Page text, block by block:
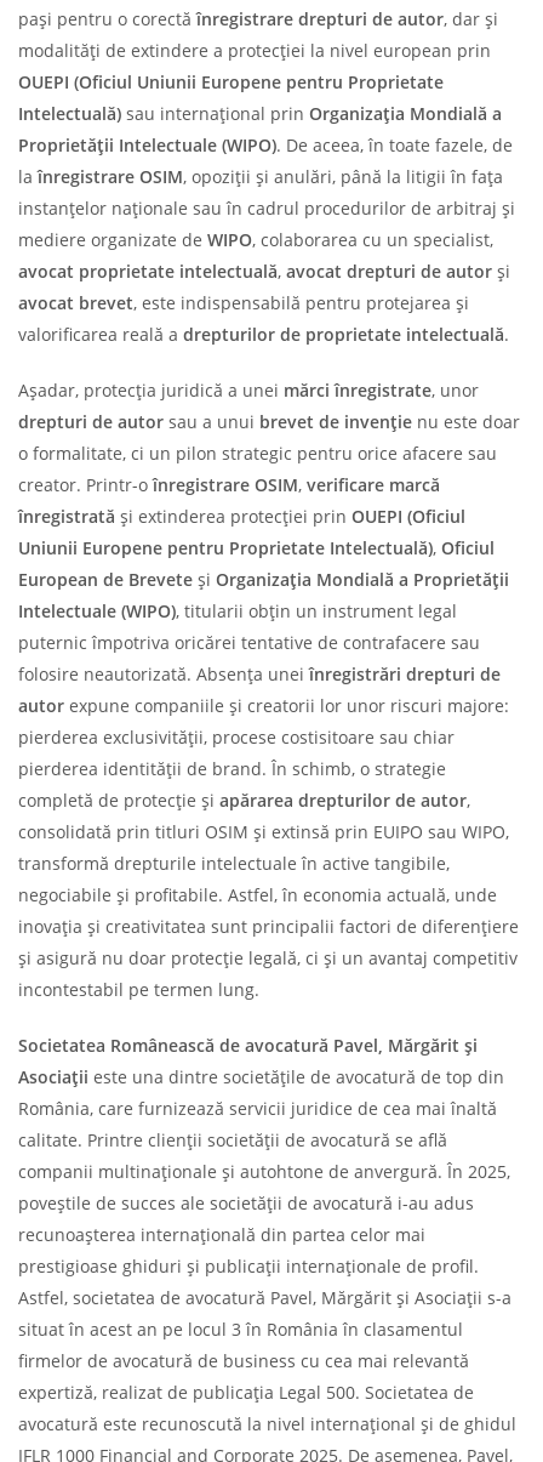
pași pentru o corectăînregistrare drepturi de autor, dar și
modalități de extindere a protecției la nivel european prin
OUEPI (Oficiul Uniunii Europene pentru Proprietate
Intelectuală) sau internațional prin Organizația Mondială a
Proprietății Intelectuale (WIPO). De aceea, în toate fazele, de
laînregistrare OSIM, opoziții și anulări, până la litigii în fața
instanțelor naționale sau în cadrul procedurilor de arbitraj și
mediere organizate de WIPO, colaborarea cu un specialist,
avocat proprietate intelectuală, avocat drepturi de autor și
avocat brevet, este indispensabilă pentru protejarea și
valorificarea reală a drepturilor de proprietate intelectuală.
Așadar, protecția juridică a unei mărci înregistrate, unor
drepturi de autor sau a unui brevet de invenție nu este doar
o formalitate, ci un pilon strategic pentru orice afacere sau
creator. Printr-oînregistrare OSIM, verificare marcă
înregistrată și extinderea protecției prin OUEPI (Oficiul
Uniunii Europene pentru Proprietate Intelectuală), Oficiul
European de Brevete și Organizația Mondială a Proprietății
Intelectuale (WIPO), titularii obțin un instrument legal
puternic împotriva oricărei tentative de contrafacere sau
folosire neautorizată. Absența uneiînregistrări drepturi de
autor expune companiile și creatorii lor unor riscuri majore:
pierderea exclusivității, procese costisitoare sau chiar
pierderea identității de brand. În schimb, o strategie
completă de protecție și apărarea drepturilor de autor,
consolidată prin titluri OSIM și extinsă prin EUIPO sau WIPO,
transformă drepturile intelectuale în active tangibile,
negociabile și profitabile. Astfel, în economia actuală, unde
inovația și creativitatea sunt principalii factori de diferențiere
și asigură nu doar protecție legală, ci și un avantaj competitiv
incontestabil pe termen lung.
Societatea Românească de avocatură Pavel, Mărgărit și
Asociații este una dintre societățile de avocatură de top din
România, care furnizează servicii juridice de cea mai înaltă
calitate. Printre clienții societății de avocatură se află
companii multinaționale și autohtone de anvergură. În 2025,
poveștile de succes ale societății de avocatură i-au adus
recunoașterea internațională din partea celor mai
prestigioase ghiduri și publicații internaționale de profil.
Astfel, societatea de avocatură Pavel, Mărgărit și Asociații s-a
situat în acest an pe locul 3 în România în clasamentul
firmelor de avocatură de business cu cea mai relevantă
expertiză, realizat de publicația Legal 500. Societatea de
avocatură este recunoscută la nivel internațional și de ghidul
IFLR 1000 Financial and Corporate 2025. De asemenea, Pavel,